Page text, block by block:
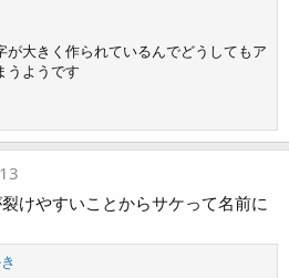
が大きく作られているんでどうしてもア
うようです
けやすいことからサケって名前に